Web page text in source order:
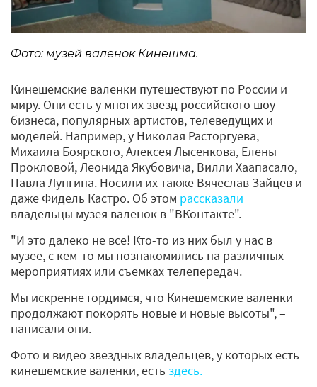
Фото: музей валенок Кинешма.
Кинешемские валенки путешествуют по России и
миру. Они есть у многих звезд российского шоу-
бизнеса, популярных артистов, телеведущих и
моделей. Например, у Николая Расторгуева,
Михаила Боярского, Алексея Лысенкова, Елены
Прокловой, Леонида Якубовича, Вилли Хаапасало,
Павла Лунгина. Носили их также Вячеслав Зайцев и
даже Фидель Кастро. Об этом рассказали
владельцы музея валенок в "ВКонтакте".
"И это далеко не все! Кто-то из них был у нас в
музее, с кем-то мы познакомились на различных
мероприятиях или съемках телепередач.
Мы искренне гордимся, что Кинешемские валенки
продолжают покорять новые и новые высоты", –
написали они.
Фото и видео звездных владельцев, у которых есть
кинешемские валенки, есть здесь.